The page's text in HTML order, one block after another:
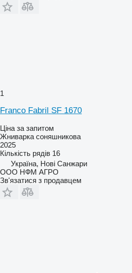
1
Franco Fabril SF 1670
Ціна за запитом
Жниварка соняшникова
2025
Кількість рядів 16
Україна, Нові Санжари
ООО НФМ АГРО
Зв'язатися з продавцем